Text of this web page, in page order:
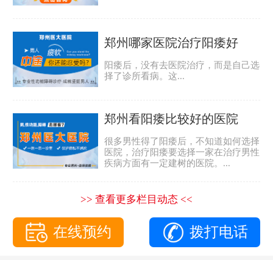
郑州哪家医院治疗阳痿好
阳痿后，没有去医院治疗，而是自己选
择了诊所看病。这...
郑州看阳痿比较好的医院
很多男性得了阳痿后，不知道如何选择
医院，治疗阳痿要选择一家在治疗男性
疾病方面有一定建树的医院。...
>> 查看更多栏目动态 <<
在线预约 拨打电话